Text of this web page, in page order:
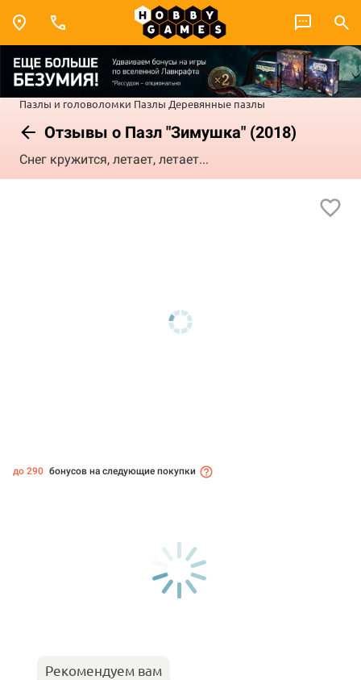
Пазлы и головоломки Пазлы Деревянные пазлы
Отзывы о Пазл "Зимушка" (2018)
Снег кружится, летает, летает...
до 290 бонусов на следующие покупки
Рекомендуем вам